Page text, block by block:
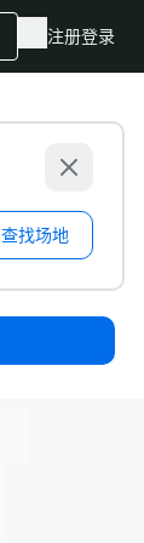
注册登录
查找场地